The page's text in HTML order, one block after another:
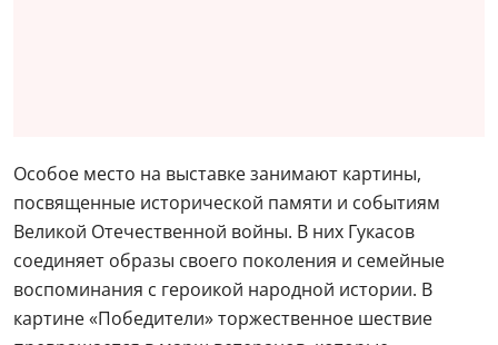
Особое место на выставке занимают картины,
посвященные исторической памяти и событиям
Великой Отечественной войны. В них Гукасов
соединяет образы своего поколения и семейные
воспоминания с героикой народной истории. В
картине «Победители» торжественное шествие